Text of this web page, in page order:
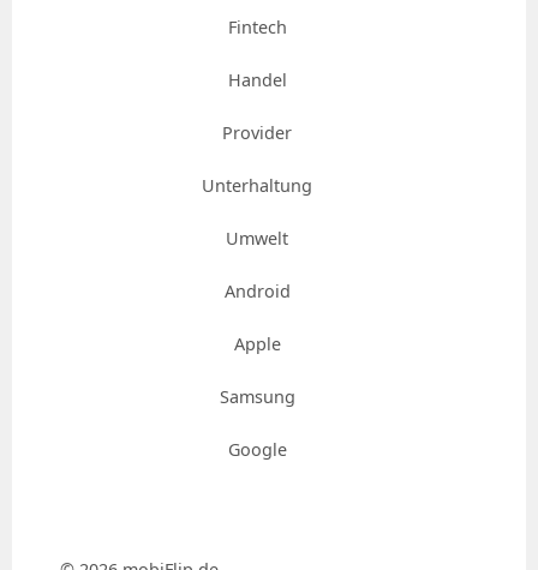
Fintech
Handel
Provider
Unterhaltung
Umwelt
Android
Apple
Samsung
Google